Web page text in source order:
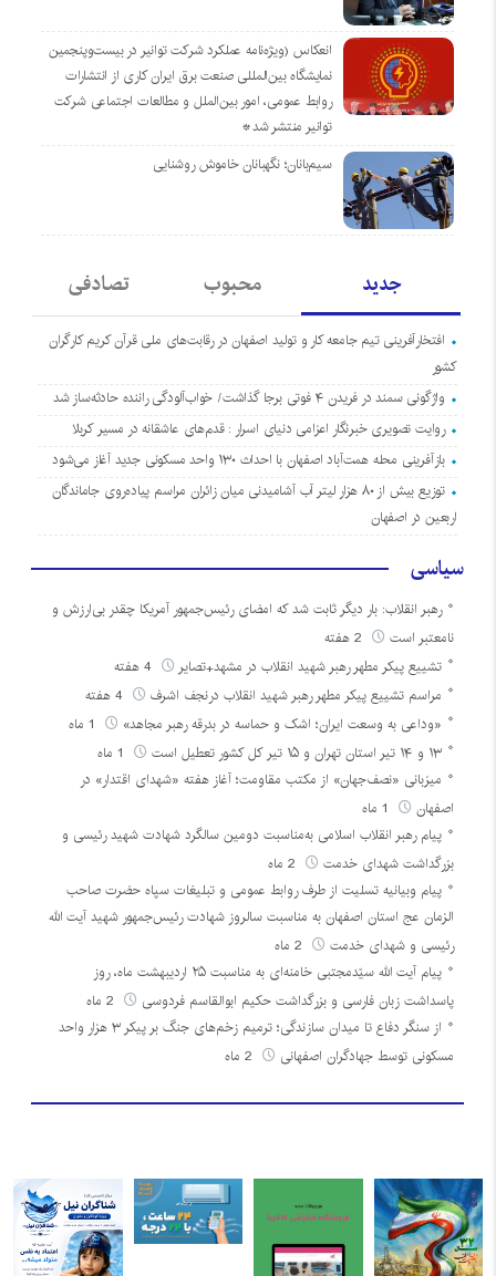
انعکاس (ویژه‌نامه عملکرد شرکت توانیر در بیست‌وپنجمین
نمایشگاه بین‌المللی صنعت برق ایران کاری از انتشارات
روابط عمومی، امور بین‌الملل و مطالعات اجتماعی شرکت
توانیر منتشر شد*
سیم‌بانان؛ نگهبانان خاموش روشنایی
جدید محبوب تصادفی
افتخارآفرینی تیم جامعه کار و تولید اصفهان در رقابت‌های ملی قرآن کریم کارگران
کشور
واژگونی سمند در فریدن ۴ فوتی برجا گذاشت/ خواب‌آلودگی راننده حادثه‌ساز شد
روایت تصویری خبرنگار اعزامی دنیای اسرار : قدم‌های عاشقانه در مسیر کربلا
بازآفرینی محله همت‌آباد اصفهان با احداث ۱۳۰ واحد مسکونی جدید آغاز می‌شود
توزیع بیش از ۸۰ هزار لیتر آب آشامیدنی میان زائران مراسم پیاده‌روی جاماندگان
اربعین در اصفهان
سیاسی
رهبر انقلاب: بار دیگر ثابت شد که امضای رئیس‌جمهور آمریکا چقدر بی‌ارزش و
نامعتبر است
تشییع پیکر مطهر رهبر شهید انقلاب در مشهد+تصایر
مراسم تشییع پیکر مطهر رهبر شهید انقلاب درنجف اشرف
«وداعی به وسعت ایران؛ اشک و حماسه در بدرقه رهبر مجاهد»
۱۳ و ۱۴ تیر استان تهران و ۱۵ تیر کل کشور تعطیل است
میزبانی «نصف‌جهان» از مکتب مقاومت؛ آغاز هفته «شهدای اقتدار» در
اصفهان
پیام رهبر انقلاب اسلامی به‌مناسبت دومین سالگرد شهادت شهید رئیسی و
بزرگداشت شهدای خدمت
پیام وبیانیه تسلیت از طرف روابط عمومی و تبلیغات سپاه حضرت صاحب
الزمان عج استان اصفهان به مناسبت سالروز شهادت رئیس‌جمهور شهید آیت الله
رئیسی و شهدای خدمت
پیام آیت الله سیّدمجتبی خامنه‌ای به مناسبت ۲۵ اردیبهشت ماه، روز
پاسداشت زبان فارسی و بزرگداشت حکیم ابوالقاسم فردوسی
از سنگر دفاع تا میدان سازندگی؛ ترمیم زخم‌های جنگ بر پیکر ۳ هزار واحد
مسکونی توسط جهادگران اصفهانی